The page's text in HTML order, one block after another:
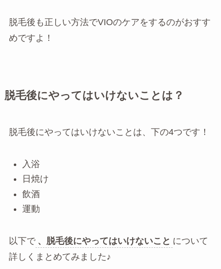
脱毛後も正しい方法でVIOのケアをするのがおすす
めですよ！
脱毛後にやってはいけないことは？
脱毛後にやってはいけないことは、下の4つです！
入浴
日焼け
飲酒
運動
以下で 、脱毛後にやってはいけないこと について
詳しくまとめてみました♪